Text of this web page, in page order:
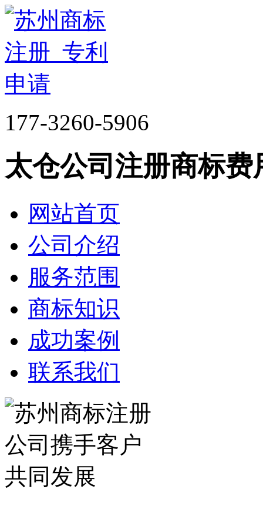
177-3260-5906
太仓公司注册商标
网站首页
公司介绍
服务范围
商标知识
成功案例
联系我们